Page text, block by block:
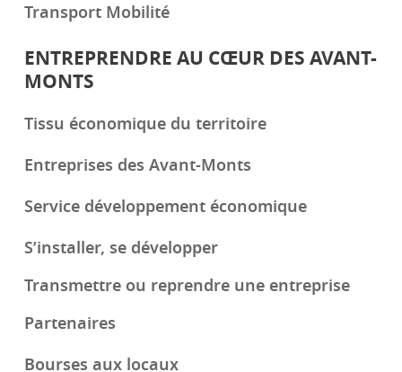
Transport Mobilité
ENTREPRENDRE AU CŒUR DES AVANT-
MONTS
Tissu économique du territoire
Entreprises des Avant-Monts
Service développement économique
S’installer, se développer
Transmettre ou reprendre une entreprise
Partenaires
Bourses aux locaux